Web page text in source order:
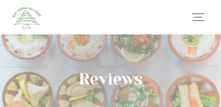
Cookies beheer paneel
Reviews